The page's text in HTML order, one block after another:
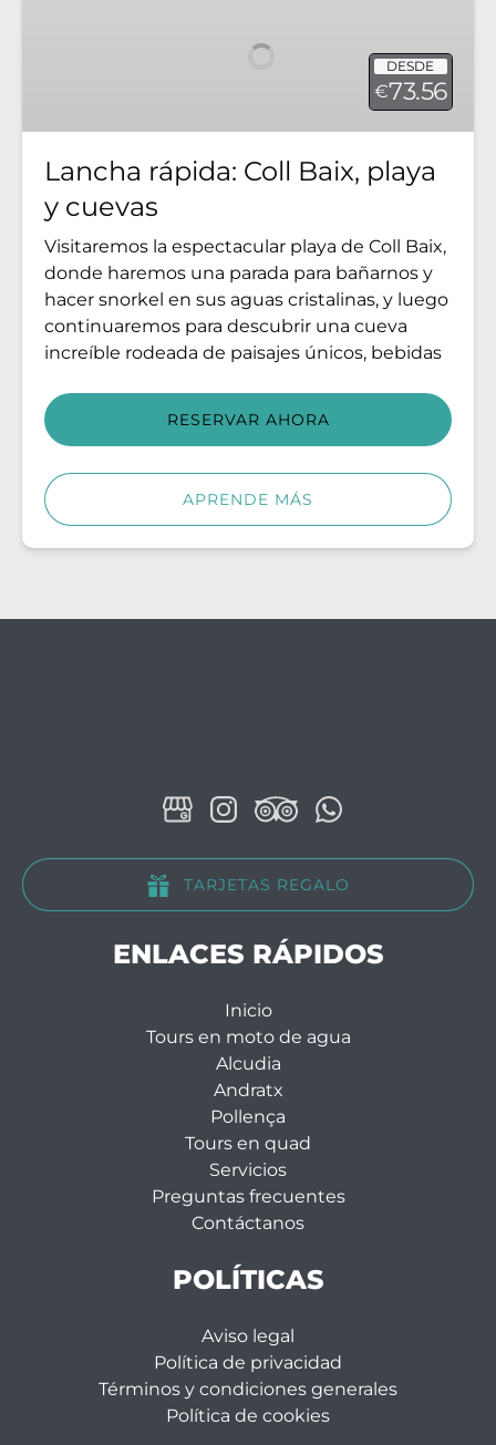
cuevas
DESDE
€73.56
Lancha rápida: Coll Baix, playa
y cuevas
Visitaremos la espectacular playa de Coll Baix,
donde haremos una parada para bañarnos y
hacer snorkel en sus aguas cristalinas, y luego
continuaremos para descubrir una cueva
increíble rodeada de paisajes únicos, bebidas
RESERVAR AHORA
APRENDE MÁS
TARJETAS REGALO
ENLACES RÁPIDOS
Inicio
Tours en moto de agua
Alcudia
Andratx
Pollença
Tours en quad
Servicios
Preguntas frecuentes
Contáctanos
POLÍTICAS
Aviso legal
Política de privacidad
Términos y condiciones generales
Política de cookies